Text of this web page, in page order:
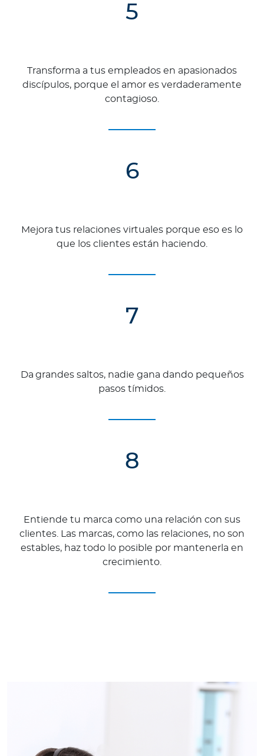
5
Transforma a tus empleados en apasionados
discípulos, porque el amor es verdaderamente
contagioso.
6
Mejora tus relaciones virtuales porque eso es lo
que los clientes están haciendo.
7
Da grandes saltos, nadie gana dando pequeños
pasos tímidos.
8
Entiende tu marca como una relación con sus
clientes. Las marcas, como las relaciones, no son
estables, haz todo lo posible por mantenerla en
crecimiento.